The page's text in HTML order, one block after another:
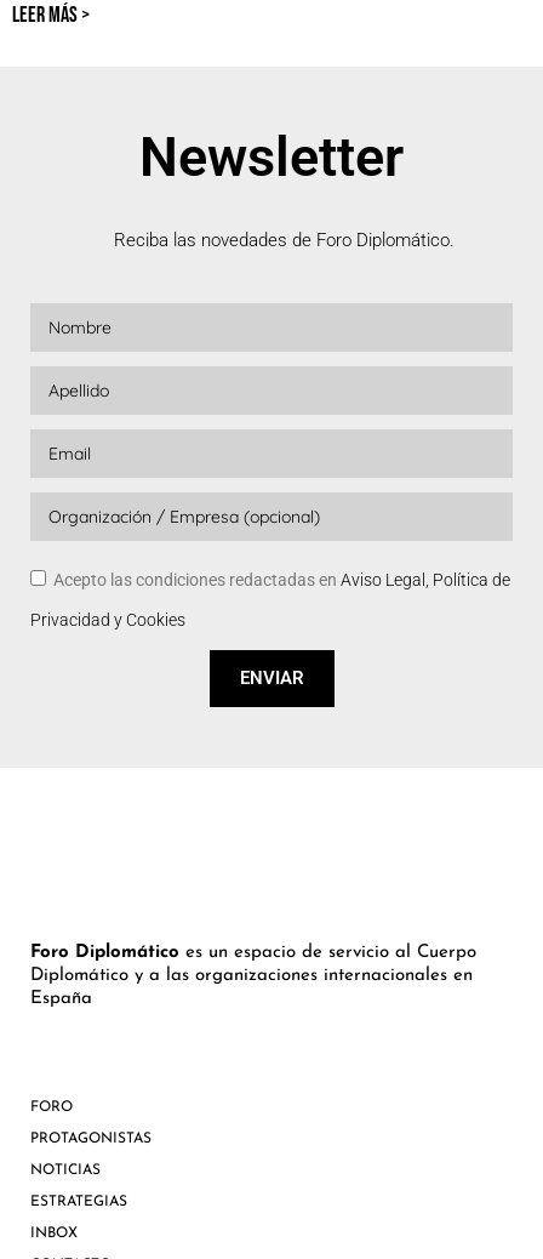
LEER MÁS >
Newsletter
Reciba las novedades de Foro Diplomático.
Acepto las condiciones redactadas en Aviso Legal, Política de
Privacidad y Cookies
ENVIAR
Foro Diplomático es un espacio de servicio al Cuerpo
Diplomático y a las organizaciones internacionales en
España
FORO
PROTAGONISTAS
NOTICIAS
ESTRATEGIAS
INBOX